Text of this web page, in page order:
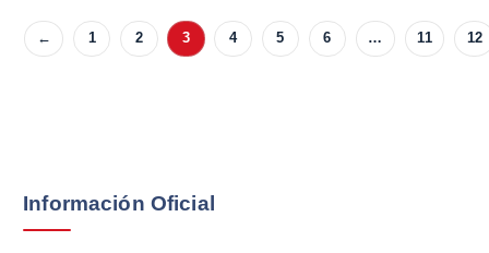
← 1 2 3 4 5 6 … 11 12
Información Oficial